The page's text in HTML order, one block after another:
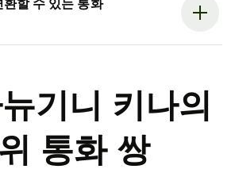
기니 키나의
통화 쌍